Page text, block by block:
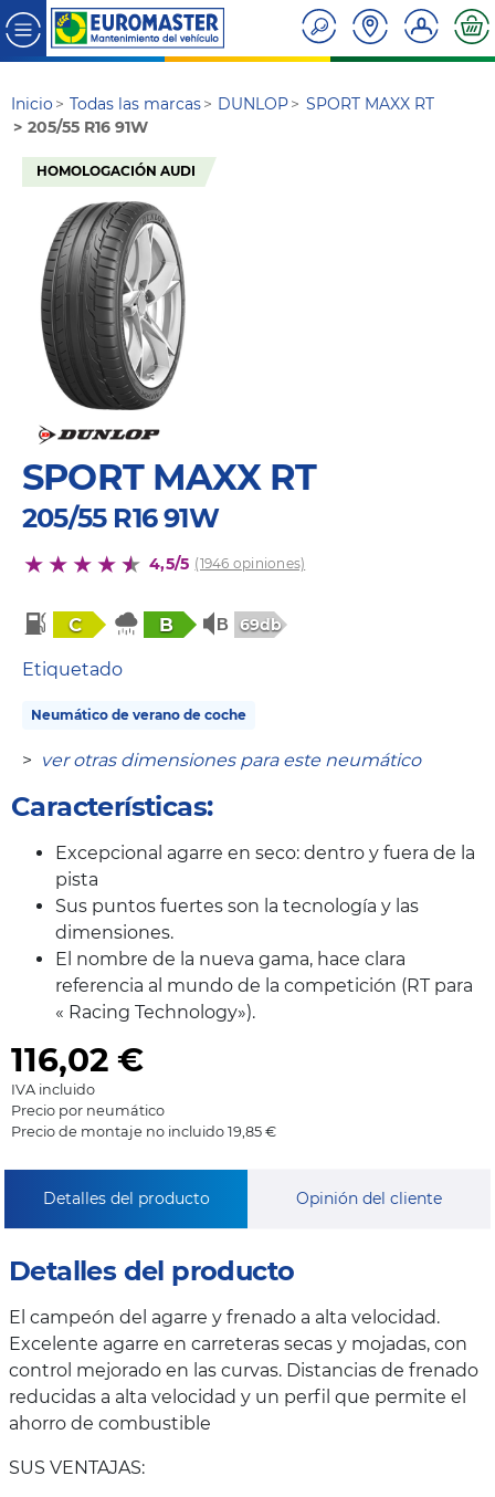
Inicio Todas las marcas DUNLOP
SPORT MAXX RT
205/55 R16 91W
HOMOLOGACIÓN AUDI
SPORT MAXX RT
205/55 R16 91W
4,5/5 (1946 opiniones)
C B 69db
Etiquetado
Neumático de verano de coche
> ver otras dimensiones para este neumático
Características:
Excepcional agarre en seco: dentro y fuera de la
pista
Sus puntos fuertes son la tecnología y las
dimensiones.
El nombre de la nueva gama, hace clara
referencia al mundo de la competición (RT para
« Racing Technology»).
116,02 €
IVA incluido
Precio por neumático
Precio de montaje no incluido 19,85 €
Detalles del producto Opinión del cliente
Detalles del producto
El campeón del agarre y frenado a alta velocidad.
Excelente agarre en carreteras secas y mojadas, con
control mejorado en las curvas. Distancias de frenado
reducidas a alta velocidad y un perfil que permite el
ahorro de combustible
SUS VENTAJAS: